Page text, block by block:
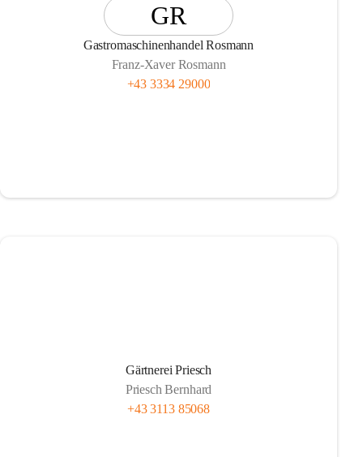
GR
Gastromaschinenhandel Rosmann
Franz-Xaver Rosmann
+43 3334 29000
Gärtnerei Priesch
Priesch Bernhard
+43 3113 85068